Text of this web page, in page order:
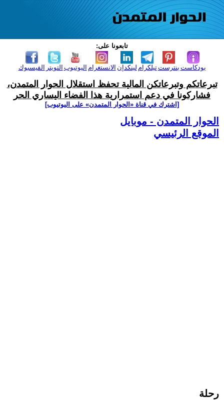
تابعونا على:
الفيسبوك التويتر اليوتيوب الانستغرام لينكدإن تيلكرامبنترست بودكاست
تبرعاتكم وتبرعاتكن المالية تحفظ استقلال الحوار المتمدن،
فشاركونا في دعم استمرارية هذا الفضاء اليساري الحر
[اشترك في قناة ‫«الحوار المتمدن» على اليوتيوب]
الحوار المتمدن - موبايل
الموقع الرئيسي
رحلة